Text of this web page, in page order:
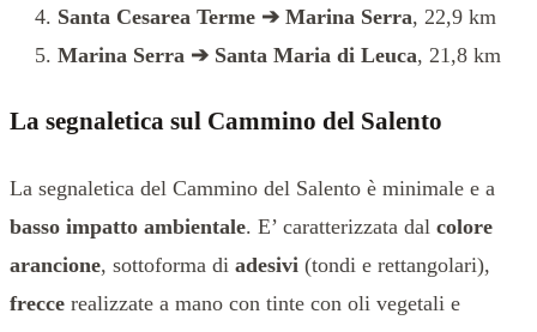
Santa Cesarea Terme ➔ Marina Serra, 22,9 km
Marina Serra ➔ Santa Maria di Leuca, 21,8 km
La segnaletica sul Cammino del Salento
La segnaletica del Cammino del Salento è minimale e a
basso impatto ambientale. E’ caratterizzata dal colore
arancione, sottoforma di adesivi (tondi e rettangolari),
frecce realizzate a mano con tinte con oli vegetali e